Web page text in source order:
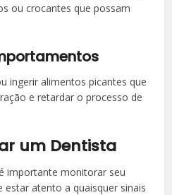
ou crocantes que possam
ingerir alimentos picantes que
e retardar o processo de
um Dentista
importante monitorar seu
estar atento a quaisquer sinais